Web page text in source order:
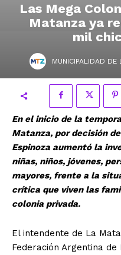
Las Mega
Matanza ya
mil
MUNICIPALIDAD DE
En el inicio de la
Matanza, por decisión
Espinoza aumentó la
niñas, niños, jóvenes,
mayores, frente a la
crítica que viven las
colonia privada.
El intendente de La
Federación Argentina de